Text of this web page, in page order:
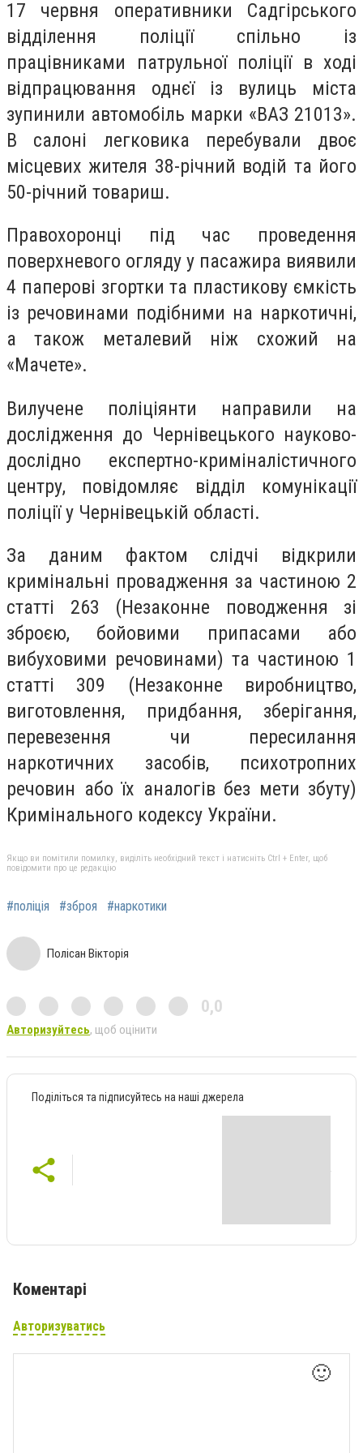
17 червня оперативники Садгірського
відділення поліції спільно із
працівниками патрульної поліції в ході
відпрацювання однєї із вулиць міста
зупинили автомобіль марки «ВАЗ 21013».
В салоні легковика перебували двоє
місцевих жителя 38-річний водій та його
50-річний товариш.
Правохоронці під час проведення
поверхневого огляду у пасажира виявили
4 паперові згортки та пластикову ємкість
із речовинами подібними на наркотичні,
а також металевий ніж схожий на
«Мачете».
Вилучене поліціянти направили на
дослідження до Чернівецького науково-
дослідно експертно-криміналістичного
центру, повідомляє відділ комунікації
поліції у Чернівецькій області.
За даним фактом слідчі відкрили
кримінальні провадження за частиною 2
статті 263 (Незаконне поводження зі
зброєю, бойовими припасами або
вибуховими речовинами) та частиною 1
статті 309 (Незаконне виробництво,
виготовлення, придбання, зберігання,
перевезення чи пересилання
наркотичних засобів, психотропних
речовин або їх аналогів без мети збуту)
Кримінального кодексу України.
Якщо ви помітили помилку, виділіть необхідний текст і натисніть Ctrl + Enter, щоб
повідомити про це редакцію
#поліція #зброя #наркотики
Полісан Вікторія
0,0
Авторизуйтесь, щоб оцінити
Поділіться та підписуйтесь на наші джерела
Коментарі
Авторизуватись
🙂